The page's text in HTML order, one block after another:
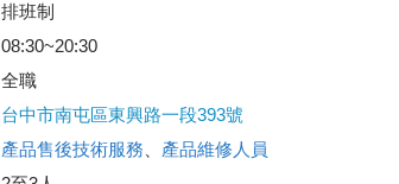
排班制
08:30~20:30
全職
台中市南屯區東興路一段393號
產品售後技術服務
產品維修人員